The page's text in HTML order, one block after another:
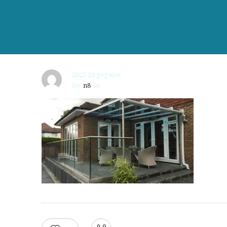
2025 29 gegužės
by n8 in